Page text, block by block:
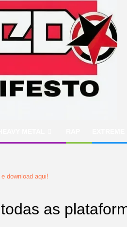
download aqui!
as